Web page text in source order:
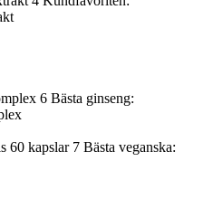
6 Bästa ginseng:
7 Bästa veganska: